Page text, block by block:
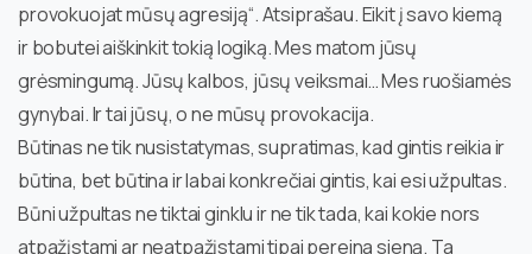
provokuojat mūsų agresiją“. Atsiprašau. Eikit į savo kiemą
ir bobutei aiškinkit tokią logiką. Mes matom jūsų
grėsmingumą. Jūsų kalbos, jūsų veiksmai… Mes ruošiamės
gynybai. Ir tai jūsų, o ne mūsų provokacija.
Būtinas ne tik nusistatymas, supratimas, kad gintis reikia ir
būtina, bet būtina ir labai konkrečiai gintis, kai esi užpultas.
Būni užpultas ne tiktai ginklu ir ne tik tada, kai kokie nors
atpažįstami ar neatpažįstami tipai pereina sieną. Ta